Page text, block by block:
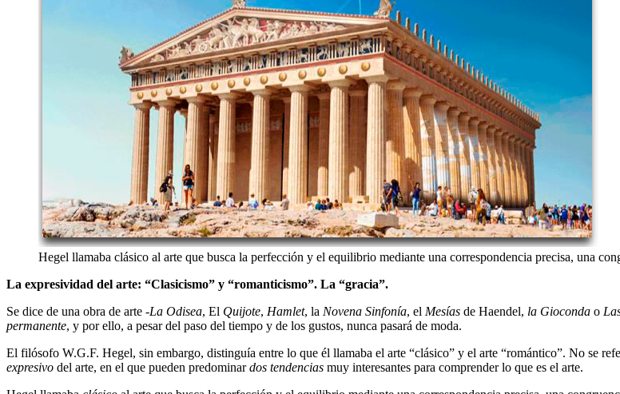
Hegel llamaba clásico al arte que busca la perfección y el equilibrio mediante una correspondencia precisa, una
La expresividad del arte: “Clasicismo” y “romanticismo”. La “gracia”.
Se dice de una obra de arte -La Odisea, El Quijote, Hamlet, la Novena Sinfonía, el Mesías de Haendel, la Gioconda o
permanente, y por ello, a pesar del paso del tiempo y de los gustos, nunca pasará de moda.
El filósofo W.G.F. Hegel, sin embargo, distinguía entre lo que él llamaba el arte “clásico” y el arte “romántico”. No se
expresivo del arte, en el que pueden predominardos tendencias muy interesantes para comprender lo que es el arte.